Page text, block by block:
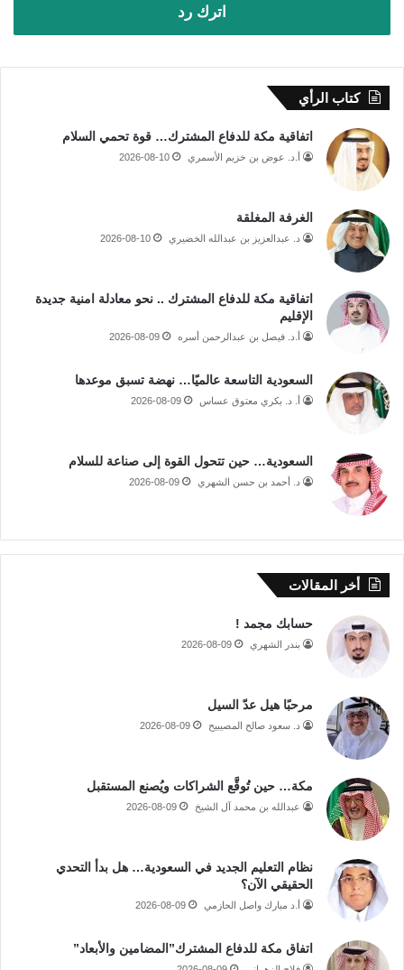
اترك رد
كتاب الرأي
اتفاقية مكة للدفاع المشترك… قوة تحمي السلام
أ.د. عوض بن خزيم الأسمري 2026-08-10
الغرفة المغلقة
د. عبدالعزيز بن عبدالله الخضيري 2026-08-10
اتفاقية مكة للدفاع المشترك .. نحو معادلة امنية جديدة
الإقليم
أ.د. فيصل بن عبدالرحمن أسره 2026-08-09
السعودية التاسعة عالميًا… نهضة تسبق موعدها
أ. د. بكري معتوق عساس 2026-08-09
السعودية… حين تتحول القوة إلى صناعة للسلام
د. أحمد بن حسن الشهري 2026-08-09
أخر المقالات
حسابك مجمد !
بندر الشهري 2026-08-09
مرحبًا هيل عدّ السيل
د. سعود صالح المصيبيح 2026-08-09
مكة… حين تُوقَّع الشراكات ويُصنع المستقبل
عبدالله بن محمد آل الشيخ 2026-08-09
نظام التعليم الجديد في السعودية… هل بدأ التحدي
الحقيقي الآن؟
أ.د مبارك واصل الحازمي 2026-08-09
اتفاق مكة للدفاع المشترك”المضامين والأبعاد”